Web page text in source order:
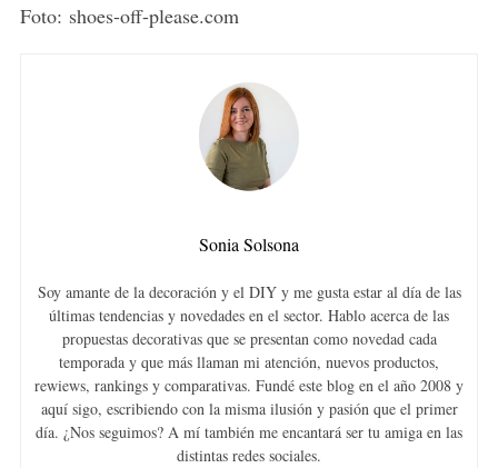
Foto: shoes-off-please.com
Sonia Solsona
Soy amante de la decoración y el DIY y me gusta estar al día de las
últimas tendencias y novedades en el sector. Hablo acerca de las
propuestas decorativas que se presentan como novedad cada
temporada y que más llaman mi atención, nuevos productos,
rewiews, rankings y comparativas. Fundé este blog en el año 2008 y
aquí sigo, escribiendo con la misma ilusión y pasión que el primer
día. ¿Nos seguimos? A mí también me encantará ser tu amiga en las
distintas redes sociales.